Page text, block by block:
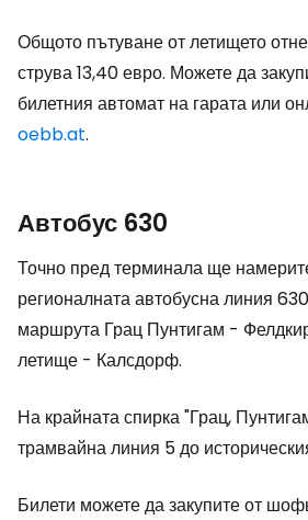
Общото пътуване от летището
струва 13,40 евро. Можете да
билетния автомат на гарата или
oebb.at.
Автобус 630
Точно пред терминала ще
регионалната автобусна линия
маршрута Грац Пунтигам -
летище - Калсдорф.
На крайната спирка "Грац,
трамвайна линия 5 до
Билети можете да закупите от